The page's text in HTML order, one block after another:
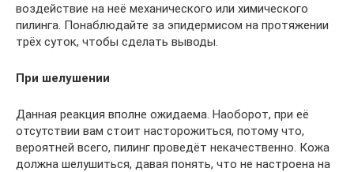
воздействие на неё механического или химического
пилинга. Понаблюдайте за эпидермисом на протяжении
трёх суток, чтобы сделать выводы.
При шелушении
Данная реакция вполне ожидаема. Наоборот, при её
отсутствии вам стоит насторожиться, потому что,
вероятней всего, пилинг проведёт некачественно. Кожа
должна шелушиться, давая понять, что не настроена на